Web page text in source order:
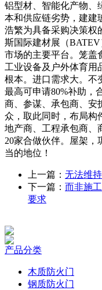
铝型材、智能化产物、
本和供应链劣势，建建
浩繁为具备采购决策权
斯国际建材展（
市场的主要平台。笼盖
工业设备及户外体育用
根本。进口需求大。不
最高可申请80%补助，
商、参谋、承包商、安
众，取此同时，布局构
地产商、工程承包商、
20家合做伙伴。屋架，
当的地位！
上一篇： 无法维
下一篇： 而非施
要求
产品分类
木质防火门
钢质防火门